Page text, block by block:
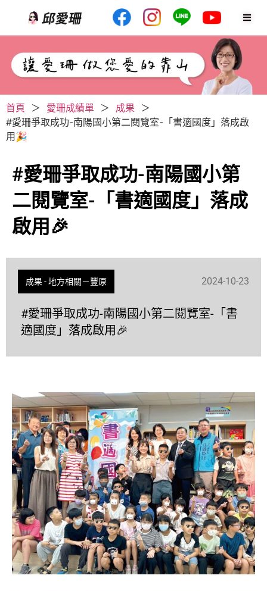
首頁 ＞ 愛珊成績單 ＞ 成果
＞
#愛珊爭取成功-南陽國小第二閱覽室-「書適國度」落成啟
用🎉
#愛珊爭取成功-南陽國小第
二閱覽室-「書適國度」落成
啟用🎉
成果-地方相關－豐原 2024-10-23
#愛珊爭取成功-南陽國小第二閱覽室-「書
適國度」落成啟用🎉